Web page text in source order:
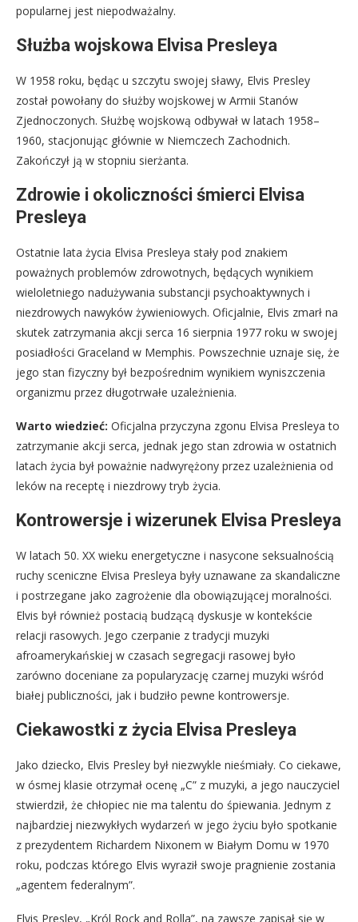
popularnej jest niepodważalny.
Służba wojskowa Elvisa Presleya
W 1958 roku, będąc u szczytu swojej sławy, Elvis Presley
został powołany do służby wojskowej w Armii Stanów
Zjednoczonych. Służbę wojskową odbywał w latach 1958–
1960, stacjonując głównie w Niemczech Zachodnich.
Zakończył ją w stopniu sierżanta.
Zdrowie i okoliczności śmierci Elvisa
Presleya
Ostatnie lata życia Elvisa Presleya stały pod znakiem
poważnych problemów zdrowotnych, będących wynikiem
wieloletniego nadużywania substancji psychoaktywnych i
niezdrowych nawyków żywieniowych. Oficjalnie, Elvis zmarł na
skutek zatrzymania akcji serca 16 sierpnia 1977 roku w swojej
posiadłości Graceland w Memphis. Powszechnie uznaje się, że
jego stan fizyczny był bezpośrednim wynikiem wyniszczenia
organizmu przez długotrwałe uzależnienia.
Warto wiedzieć: Oficjalna przyczyna zgonu Elvisa Presleya to
zatrzymanie akcji serca, jednak jego stan zdrowia w ostatnich
latach życia był poważnie nadwyrężony przez uzależnienia od
leków na receptę i niezdrowy tryb życia.
Kontrowersje i wizerunek Elvisa Presleya
W latach 50. XX wieku energetyczne i nasycone seksualnością
ruchy sceniczne Elvisa Presleya były uznawane za skandaliczne
i postrzegane jako zagrożenie dla obowiązującej moralności.
Elvis był również postacią budzącą dyskusje w kontekście
relacji rasowych. Jego czerpanie z tradycji muzyki
afroamerykańskiej w czasach segregacji rasowej było
zarówno doceniane za popularyzację czarnej muzyki wśród
białej publiczności, jak i budziło pewne kontrowersje.
Ciekawostki z życia Elvisa Presleya
Jako dziecko, Elvis Presley był niezwykle nieśmiały. Co ciekawe,
w ósmej klasie otrzymał ocenę „C” z muzyki, a jego nauczyciel
stwierdził, że chłopiec nie ma talentu do śpiewania. Jednym z
najbardziej niezwykłych wydarzeń w jego życiu było spotkanie
z prezydentem Richardem Nixonem w Białym Domu w 1970
roku, podczas którego Elvis wyraził swoje pragnienie zostania
„agentem federalnym”.
Elvis Presley, „Król Rock and Rolla”, na zawsze zapisał się w